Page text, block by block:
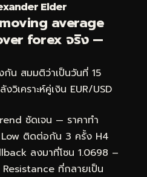
Elder
average
forex จริง —
กัน สมมติว่าเป็นวันที่ 15
เคราะห์คู่เงิน EUR/USD
ชัดเจน — ราคาทำ
ติดต่อกัน 3 ครั้ง H4
ลงมาที่โซน 1.0698 –
Resistance ที่กลายเป็น